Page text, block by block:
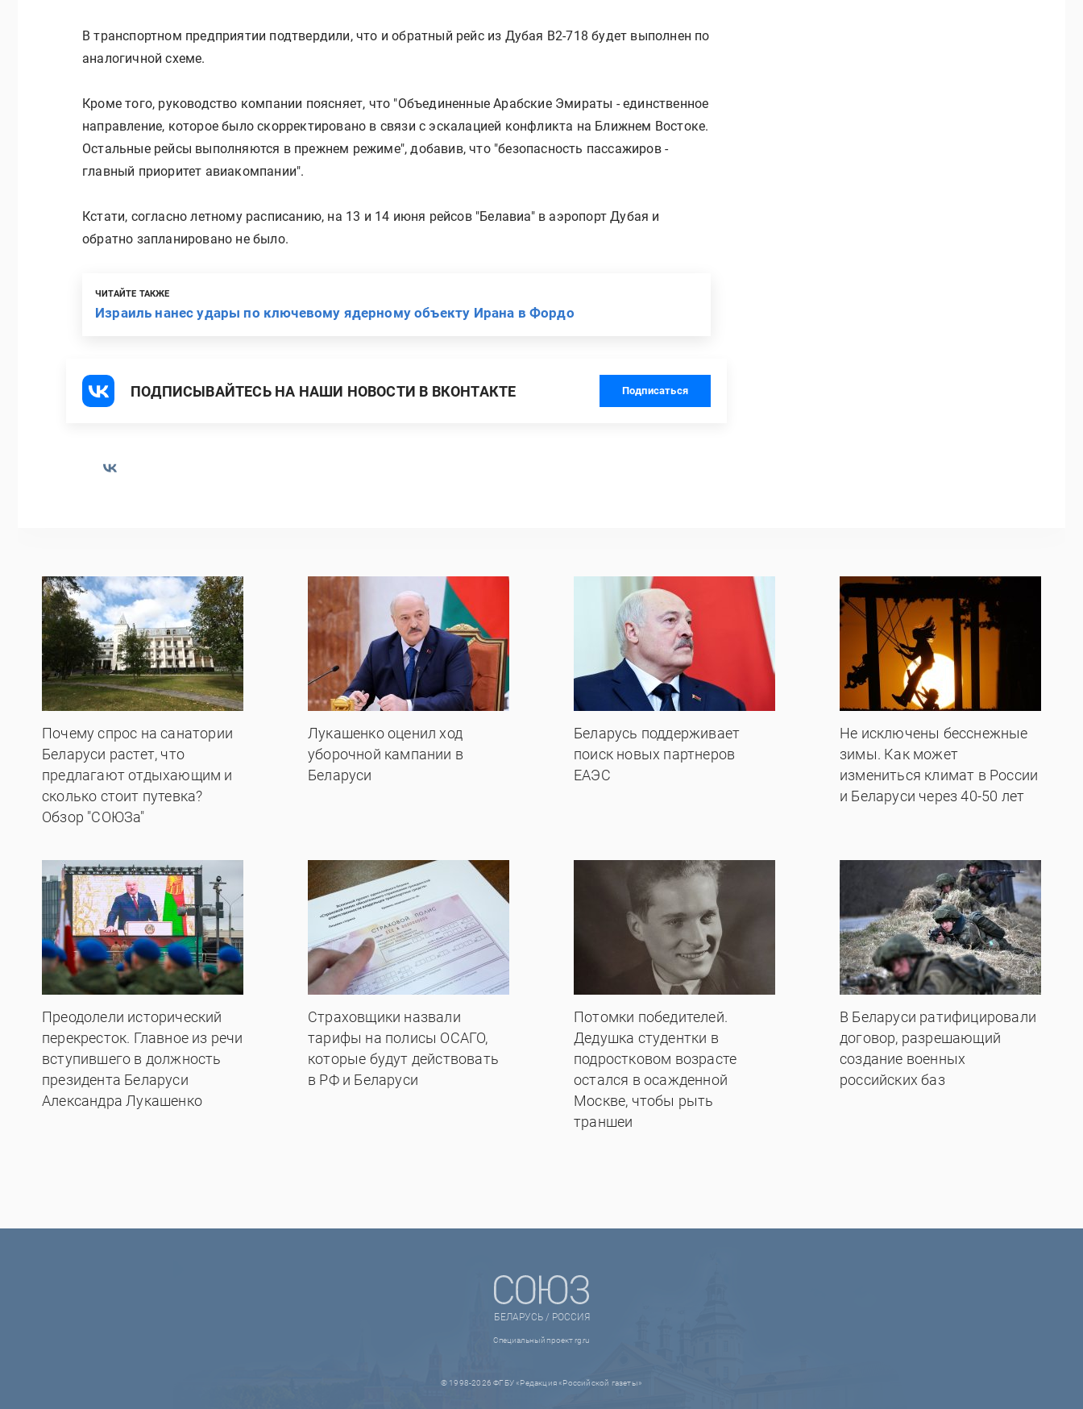
В транспортном предприятии подтвердили, что и обратный рейс из Дубая B2-718 будет выполнен по
аналогичной схеме.
Кроме того, руководство компании поясняет, что "Объединенные Арабские Эмираты - единственное
направление, которое было скорректировано в связи с эскалацией конфликта на Ближнем Востоке.
Остальные рейсы выполняются в прежнем режиме", добавив, что "безопасность пассажиров -
главный приоритет авиакомпании".
Кстати, согласно летному расписанию, на 13 и 14 июня рейсов "Белавиа" в аэропорт Дубая и
обратно запланировано не было.
ЧИТАЙТЕ ТАКЖЕ
Израиль нанес удары по ключевому ядерному объекту Ирана в Фордо
ПОДПИСЫВАЙТЕСЬ НА НАШИ НОВОСТИ В ВКОНТАКТЕ Подписаться
Почему спрос на санатории
Беларуси растет, что
предлагают отдыхающим и
сколько стоит путевка?
Обзор "СОЮЗа"
Лукашенко оценил ход
уборочной кампании в
Беларуси
Беларусь поддерживает
поиск новых партнеров
ЕАЭС
Не исключены бесснежные
зимы. Как может
измениться климат в России
и Беларуси через 40-50 лет
Преодолели исторический
перекресток. Главное из речи
вступившего в должность
президента Беларуси
Александра Лукашенко
Страховщики назвали
тарифы на полисы ОСАГО,
которые будут действовать
в РФ и Беларуси
Потомки победителей.
Дедушка студентки в
подростковом возрасте
остался в осажденной
Москве, чтобы рыть
траншеи
В Беларуси ратифицировали
договор, разрешающий
создание военных
российских баз
БЕЛАРУСЬ / РОССИЯ
Специальный проект rg.ru
© 1998-2026 ФГБУ «Редакция «Российской газеты»